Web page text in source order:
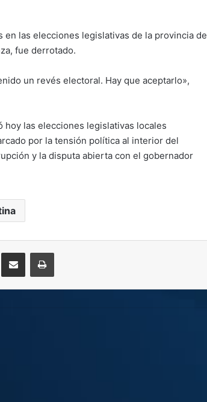
las elecciones legislativas de la provincia de
fue derrotado.
un revés electoral. Hay que aceptarlo»,
las elecciones legislativas locales
por la tensión política al interior del
y la disputa abierta con el gobernador
Compartir por correo electrónicoImprimir